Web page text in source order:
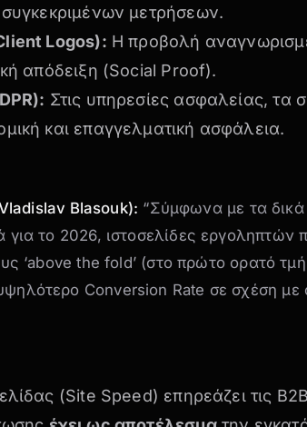
μετρήσεων.
Logos): Η προβολή
απόδειξη (Social Proof).
Στις υπηρεσίες ασφαλείας, τα
και επαγγελματική ασφάλεια.
Blasouk): “Σύμφωνα με τα
για το 2026, ιστοσελίδες εργοληπτών
‘above the fold’ (στο πρώτο ορατό
Conversion Rate σε σχέση με
(Site Speed) επηρεάζει τις